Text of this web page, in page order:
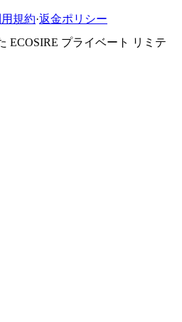
規約·返金ポリシー
ECOSIRE プライベート リミテ